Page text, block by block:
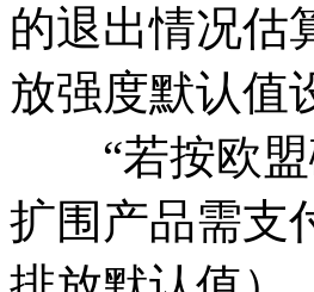
的退出情况估
放强度默认值
“若按欧盟
扩围产品需支